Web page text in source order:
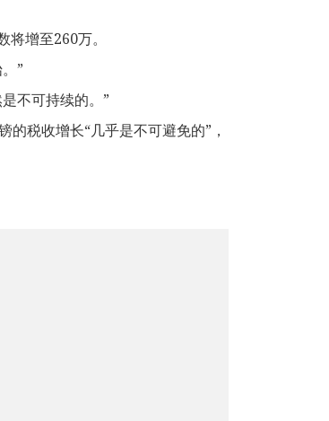
增至260万。
”
不可持续的。”
税收增长“几乎是不可避免的”，